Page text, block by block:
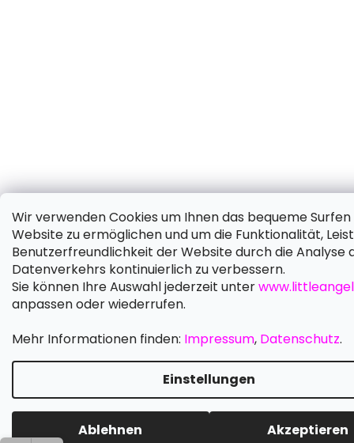
Wir verwenden Cookies um Ihnen das bequeme
Website zu ermöglichen und um die Funktionalität,
Benutzerfreundlichkeit der Website durch die Analyse
Datenverkehrs kontinuierlich zu verbessern.
Sie können Ihre Auswahl jederzeit unter
anpassen oder wiederrufen.
Mehr Informationen finden: Impressum, Datenschutz.
Einstellungen
Ablehnen Akzeptieren